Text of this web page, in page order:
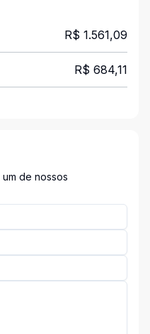
R$ 1.561,09
R$ 684,11
de nossos